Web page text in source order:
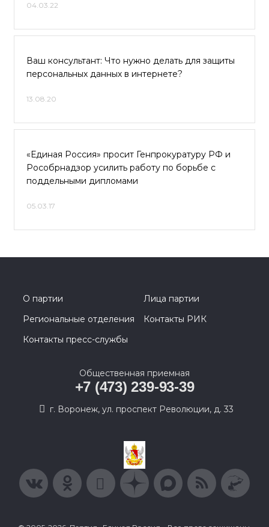
04.03.22
Ваш консультант: Что нужно делать для защиты
персональных данных в интернете?
13.08.20
«Единая Россия» просит Генпрокуратуру РФ и
Рособрнадзор усилить работу по борьбе с
поддельными дипломами
05.03.17
О партии
Лица партии
Региональные отделения
Контакты РИК
Контакты пресс-службы
Общественная приемная
+7 (473) 239-93-39
г. Воронеж, ул. проспект Революции, д. 33